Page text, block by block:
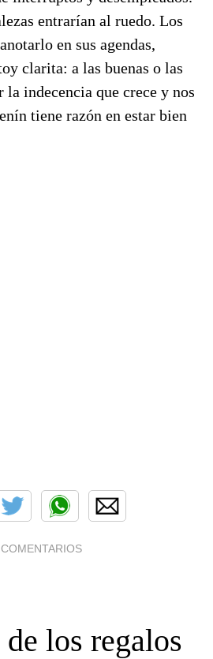
entrarían al ruedo. Los
en sus agendas,
clarita: a las buenas o las
la indecencia que crece y nos
tiene razón en estar bien
los regalos